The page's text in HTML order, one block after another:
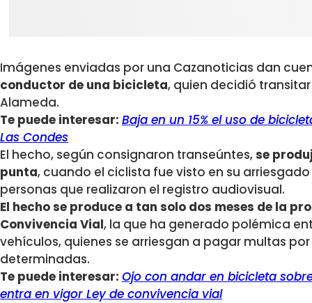
Imágenes enviadas por una Cazanoticias dan
conductor de una bicicleta, quien decidió
Alameda.
Te puede interesar: Baja en un 15% el uso de
Las Condes
El hecho, según consignaron transeúntes,se
punta, cuando el ciclista fue visto en su
personas que realizaron el registro audiovisual.
El hecho se produce a tan solo dos meses de la
Convivencia Vial, la que ha generado polémica
vehículos, quienes se arriesgan a pagar multas
determinadas.
Te puede interesar: Ojo con andar en bicicleta
entra en vigor Ley de convivencia vial